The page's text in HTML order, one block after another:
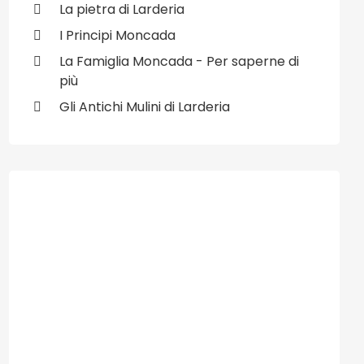
Siti per il fotomontaggio online
La pietra di Larderia
I Principi Moncada
La Famiglia Moncada - Per saperne di
più
Gli Antichi Mulini di Larderia